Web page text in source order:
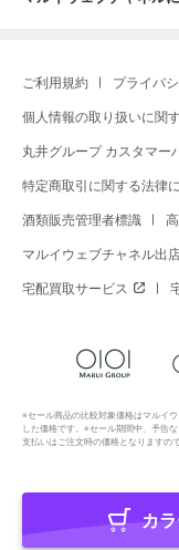
ご利用規約 プライバ
個人情報の取り扱いに関
丸井グループ カスタマー
特定商取引に関する法律
酒類販売管理者標識
マルイウェブチャネル出
宅配買取サービス
※セール商品の比較対象価格はマルイ
した価格です。※セール期間中、予告
支払いはご注文時の価格となりますの
カ